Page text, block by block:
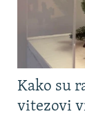
Kako su
vitezovi